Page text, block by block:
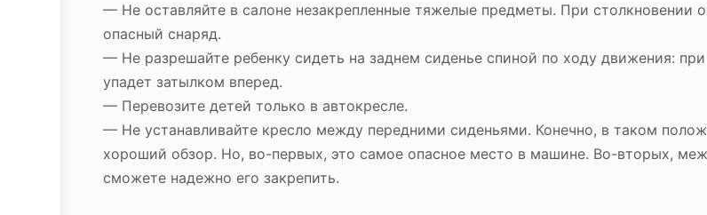
— Не оставляйте в салоне незакрепленные тяжелые предметы. При столкновении
опасный снаряд.
— Не разрешайте ребенку сидеть на заднем сиденье спиной по ходу движения:
упадет затылком вперед.
— Перевозите детей только в автокресле.
— Не устанавливайте кресло между передними сиденьями. Конечно, в таком
хороший обзор. Но, во-первых, это самое опасное место в машине. Во-вторых,
сможете надежно его закрепить.